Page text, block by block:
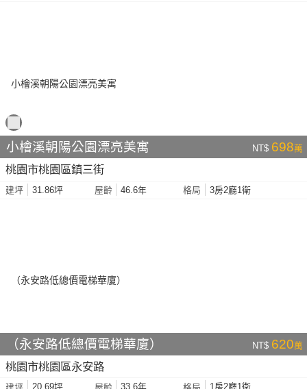
小檜溪朝陽公園漂亮美寓 NT$ 698萬
桃園市桃園區鎮三街
建坪 31.86坪 屋齡 46.6年 格局 3房2廳1衛
（永安路低總價電梯華廈） NT$ 620萬
桃園市桃園區永安路
20.69坪 33.6年 1房2廳1衛